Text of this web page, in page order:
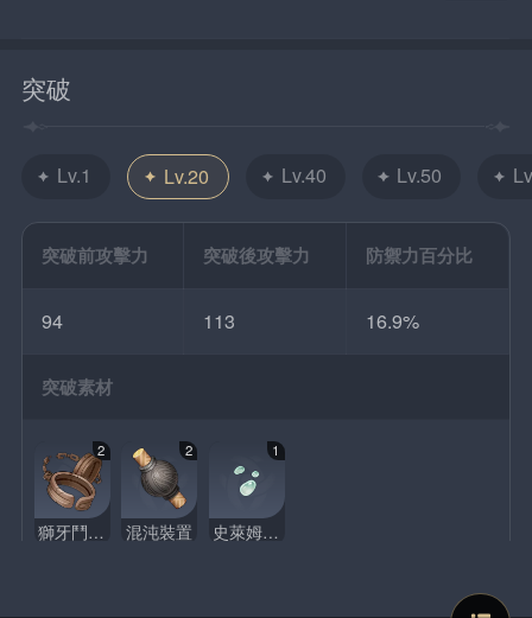
突破
Lv.1 Lv.20 Lv.40 Lv.50
突破前攻擊力 突破後攻擊力 防禦力百分比
94 113 16.9%
突破素材
2
獅牙鬥士的枷鎖
2
混沌裝置
1
史萊姆凝液